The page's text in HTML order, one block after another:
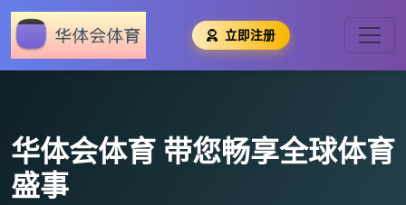
立即注册
华体会体育 带您畅享全球体育
盛事